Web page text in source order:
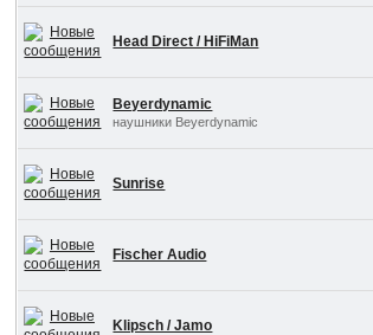
Head Direct / HiFiMan
Beyerdynamic
наушники Beyerdynamic
Sunrise
Fischer Audio
Klipsch / Jamo